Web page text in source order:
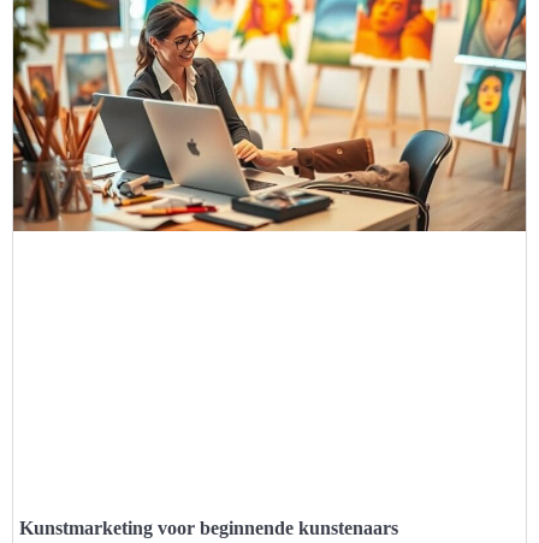
Kunstmarketing voor beginnende kunstenaars